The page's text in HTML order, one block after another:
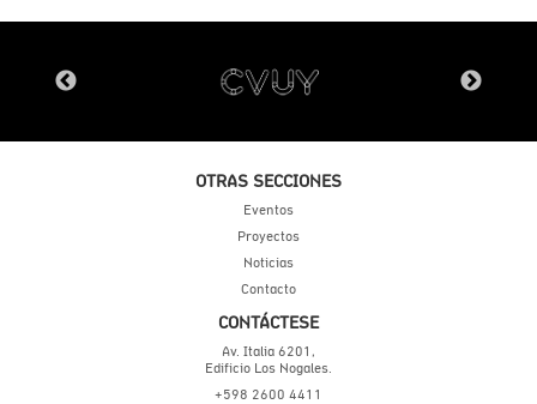
OTRAS SECCIONES
Eventos
Proyectos
Noticias
Contacto
CONTÁCTESE
Av. Italia 6201,
Edificio Los Nogales.
+598 2600 4411